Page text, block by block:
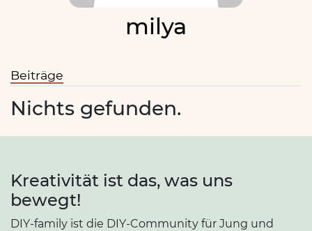
milya
Beiträge
Nichts gefunden.
Kreativität ist das, was uns
bewegt!
DIY-family ist die DIY-Community für Jung und